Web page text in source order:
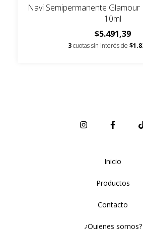
Navi Semipermanente
10ml
$5.491,39
3cuotas sin interés de
Inicio
Productos
Contacto
¿Quienes somos?